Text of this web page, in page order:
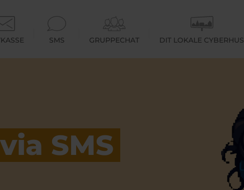
SMS GRUPPECHAT DIT LOKALE CYBERHUS
SMS